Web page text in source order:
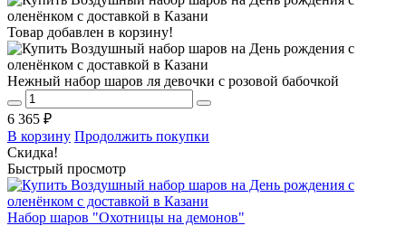
Товар добавлен в корзину!
Нежный набор шаров ля девочки с розовой бабочкой
6 365 ₽
В корзину Продолжить покупки
Скидка!
Быстрый просмотр
Набор шаров "Охотницы на демонов"